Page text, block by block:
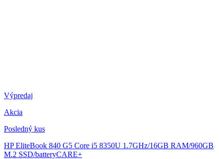
Výpredaj
Akcia
Posledný kus
HP EliteBook 840 G5 Core i5 8350U 1.7GHz/16GB RAM/960GB
M.2 SSD/batteryCARE+